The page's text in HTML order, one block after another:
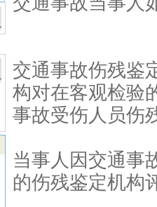
交通事故伤残鉴
构对在客观检验
事故受伤人员伤
当事人因交通事
的伤残鉴定机构